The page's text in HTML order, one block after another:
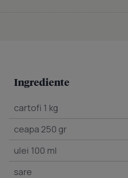
Ingrediente
cartofi 1 kg
ceapa 250 gr
ulei 100 ml
sare